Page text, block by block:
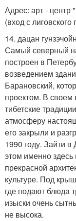
Адрес: арт - центр
(вход с лиговского
14. дацан
Самый северный
построен в
возведением
Барановский,
проектом. В своем
тибетские
атмосферу
его закрыли и
1990 году. Зайти
этом именно
прекрасной
культуре. Под
где подают блюда
изыски очень
не высока.